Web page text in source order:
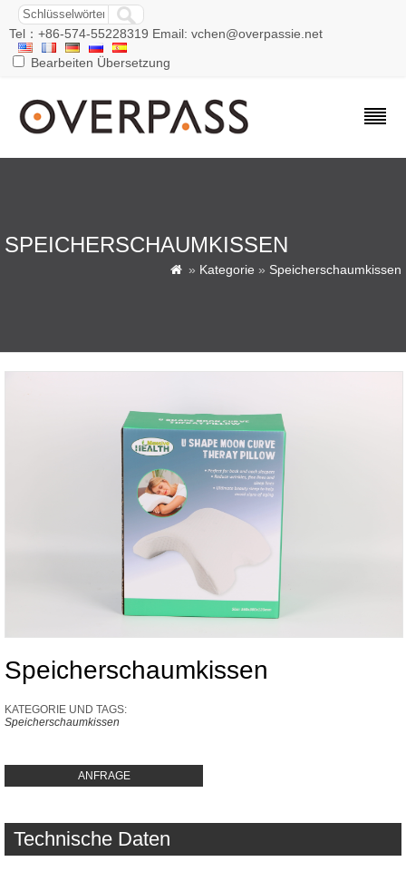
Tel：+86-574-55228319 Email: vchen@overpassie.net
Bearbeiten Übersetzung
SPEICHERSCHAUMKISSEN
 » Kategorie » Speicherschaumkissen
Speicherschaumkissen
KATEGORIE UND TAGS:
Speicherschaumkissen
ANFRAGE
Technische Daten